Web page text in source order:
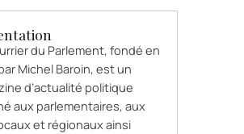
du Parlement, fondé en
Michel Baroin, est un
d’actualité politique
aux parlementaires, aux
et régionaux ainsi